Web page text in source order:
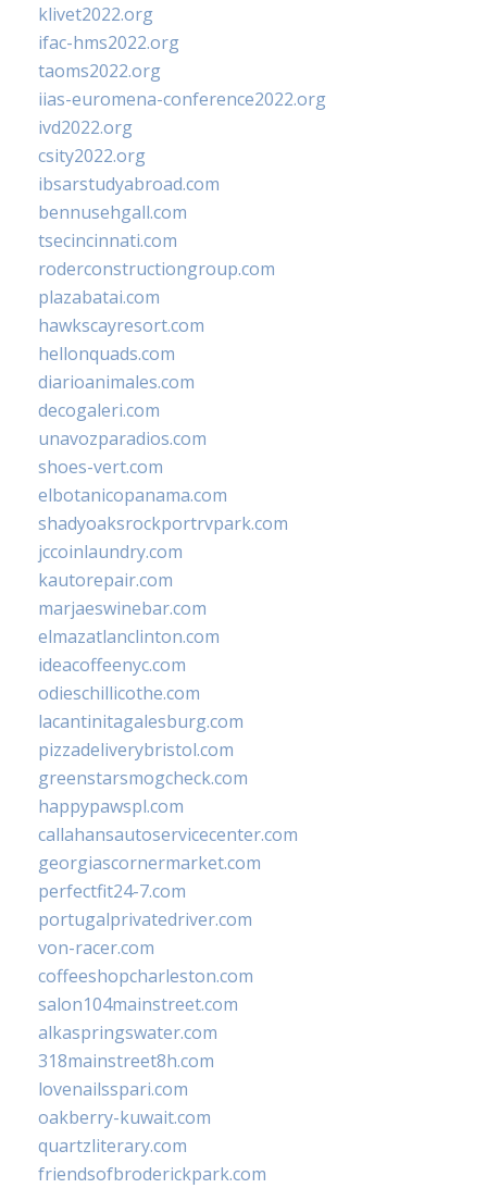
klivet2022.org
ifac-hms2022.org
taoms2022.org
iias-euromena-conference2022.org
ivd2022.org
csity2022.org
ibsarstudyabroad.com
bennusehgall.com
tsecincinnati.com
roderconstructiongroup.com
plazabatai.com
hawkscayresort.com
hellonquads.com
diarioanimales.com
decogaleri.com
unavozparadios.com
shoes-vert.com
elbotanicopanama.com
shadyoaksrockportrvpark.com
jccoinlaundry.com
kautorepair.com
marjaeswinebar.com
elmazatlanclinton.com
ideacoffeenyc.com
odieschillicothe.com
lacantinitagalesburg.com
pizzadeliverybristol.com
greenstarsmogcheck.com
happypawspl.com
callahansautoservicecenter.com
georgiascornermarket.com
perfectfit24-7.com
portugalprivatedriver.com
von-racer.com
coffeeshopcharleston.com
salon104mainstreet.com
alkaspringswater.com
318mainstreet8h.com
lovenailsspari.com
oakberry-kuwait.com
quartzliterary.com
friendsofbroderickpark.com